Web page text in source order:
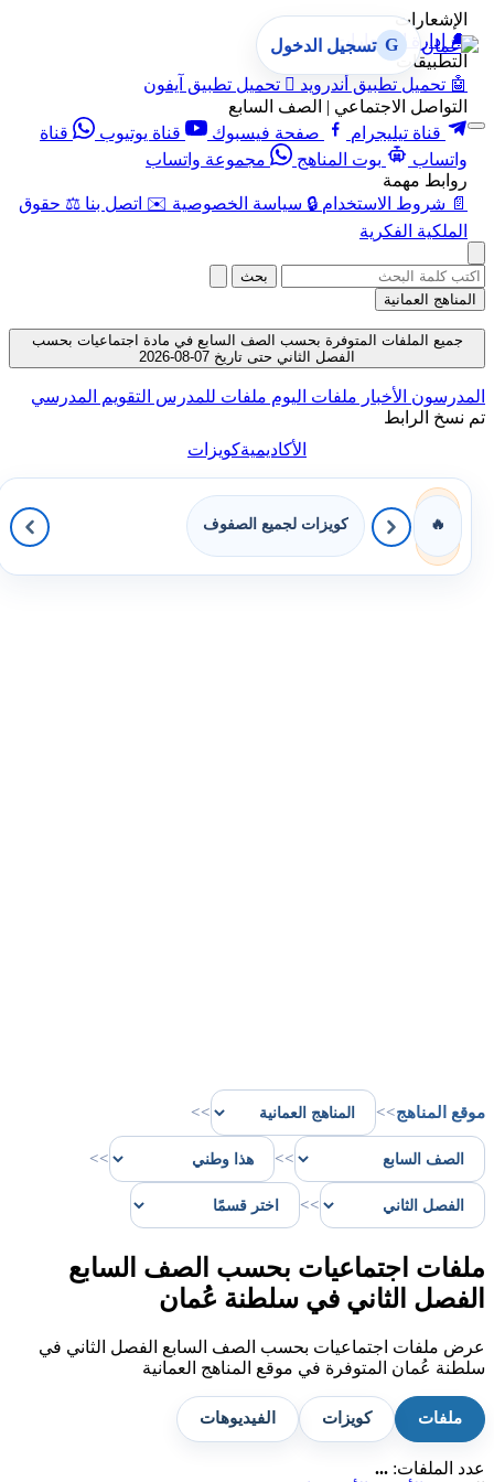
الإشعارات
🔔 إدارة الإشعارات
التطبيقات
🤖 تحميل تطبيق أندرويد  تحميل تطبيق آيفون
التواصل الاجتماعي | الصف السابع
قناة تيليجرام
صفحة فيسبوك قناة يوتيوب
قناة
واتساب
بوت المناهج
مجموعة واتساب
روابط مهمة
📄 شروط الاستخدام 🔒 سياسة الخصوصية ✉️ اتصل بنا ⚖️ حقوق
الملكية الفكرية
G تسجيل الدخول
بحث
المناهج العمانية
جميع الملفات المتوفرة بحسب الصف السابع في مادة اجتماعيات بحسب
الفصل الثاني حتى تاريخ 07-08-2026
المدرسون الأخبار ملفات اليوم ملفات للمدرس التقويم المدرسي
تم نسخ الرابط
الأكاديميةكويزات
🔥 كويزات لجميع الصفوف
موقع المناهج>>
>>
>>
>>
>>
ملفات اجتماعيات بحسب الصف السابع
الفصل الثاني في سلطنة عُمان
عرض ملفات اجتماعيات بحسب الصف السابع الفصل الثاني في
سلطنة عُمان المتوفرة في موقع المناهج العمانية
ملفات كويزات الفيديوهات
عدد الملفات: ...